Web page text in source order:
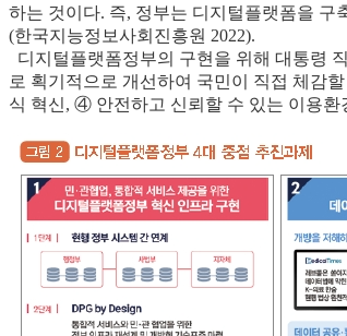
하는 것이다. 즉, 정부는 디지털플랫폼을
(한국지능정보사회진흥원 2022).
디지털플랫폼정부의 구현을 위해 대통령
로 획기적으로 개선하여 국민이 직접 체감
식 혁신, ④ 안전하고 신뢰할 수 있는 이용환